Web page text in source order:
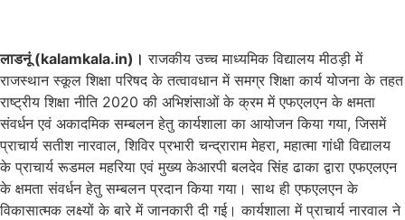
लाडनूं (kalamkala.in)। राजकीय उच्च माध्यमिक विद्यालय मीठड़ी में
राजस्थान स्कूल शिक्षा परिषद के तत्वावधान में समग्र शिक्षा कार्य योजना के तहत
राष्ट्रीय शिक्षा नीति 2020 की अभिशंसाओं के क्रम में एफएलएन के क्षमता
संवर्धन एवं अकादमिक सम्बलन हेतु कार्यशाला का आयोजन किया गया, जिसमें
प्राचार्य सतीश नारवाल, शिविर प्रभारी चन्द्राराम मेहरा, महात्मा गांधी विद्यालय
के प्राचार्य रूडमल महरिया एवं मुख्य केआरपी बलदेव सिंह ढाका द्वारा एफएलएन
के क्षमता संवर्धन हेतु सम्बलन प्रदान किया गया। साथ ही एफएलएन के
विकासात्मक लक्ष्यों के बारे में जानकारी दी गई। कार्यशाला में प्राचार्य नारवाल ने